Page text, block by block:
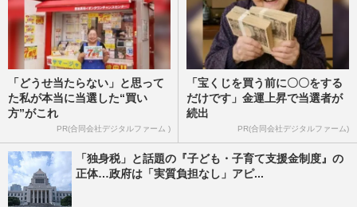
「どうせ当たらない」と思って
た私が本当に当選した“買い
方”がこれ
PR(合同会社デジタルファーム )
「宝くじを買う前に〇〇をする
だけです」金運上昇で当選者が
続出
PR(合同会社デジタルファーム)
「独身税」と話題の『子ども・子育て支援金制度』の
正体…政府は「実質負担なし」アピ...